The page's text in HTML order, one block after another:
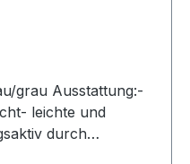
grau Ausstattung:-
leichte und
durch